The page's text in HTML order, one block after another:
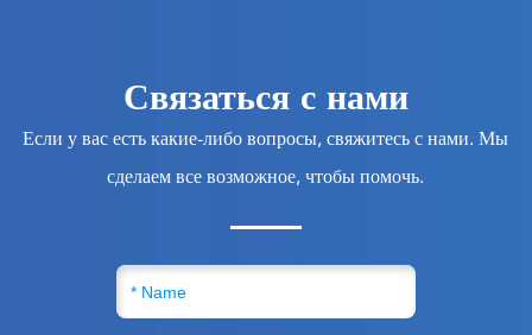
Связаться с нами
Если у вас есть какие-либо вопросы, свяжитесь с нами. Мы
сделаем все возможное, чтобы помочь.